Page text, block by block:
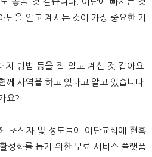
님을 알고 계시는 것이 가장 중요한 기
처 방법 등을 잘 알고 계신 것 같아요.
께 사역을 하고 있다고 알고 있습니다.
요?
초신자 및 성도들이 이단교회에 현혹
성화를 돕기 위한 무료 서비스 플랫폼